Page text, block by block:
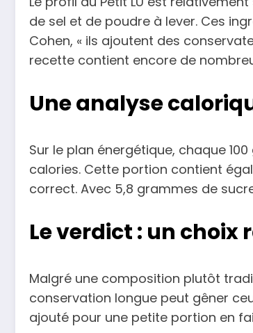
de sel et de poudre à lever. Ces
Cohen, « ils ajoutent des
recette contient encore de
Une analyse
Sur le plan énergétique, chaque
calories. Cette portion contient
correct. Avec 5,8 grammes de
Le verdict : un
Malgré une composition plutôt
conservation longue peut gêner
ajouté pour une petite portion en